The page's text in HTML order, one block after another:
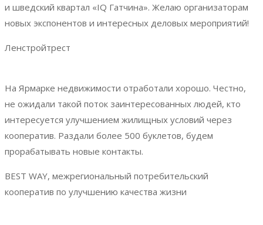
и шведский квартал «IQ Гатчина». Желаю организаторам
новых экспонентов и интересных деловых мероприятий!
Ленстройтрест
На Ярмарке недвижимости отработали хорошо. Честно,
не ожидали такой поток заинтересованных людей, кто
интересуется улучшением жилищных условий через
кооператив. Раздали более 500 буклетов, будем
прорабатывать новые контакты.
BEST WAY, межрегиональный потребительский
кооператив по улучшению качества жизни